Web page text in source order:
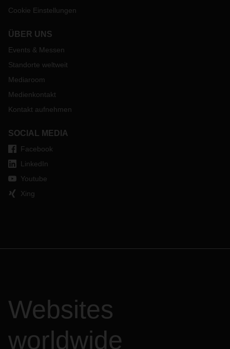
Cookie Einstellungen
ÜBER UNS
Events & Messen
Standorte weltweit
Mediaroom
Medienkontakt
Kontakt aufnehmen
SOCIAL MEDIA
Facebook
LinkedIn
Youtube
Xing
Websites
worldwide